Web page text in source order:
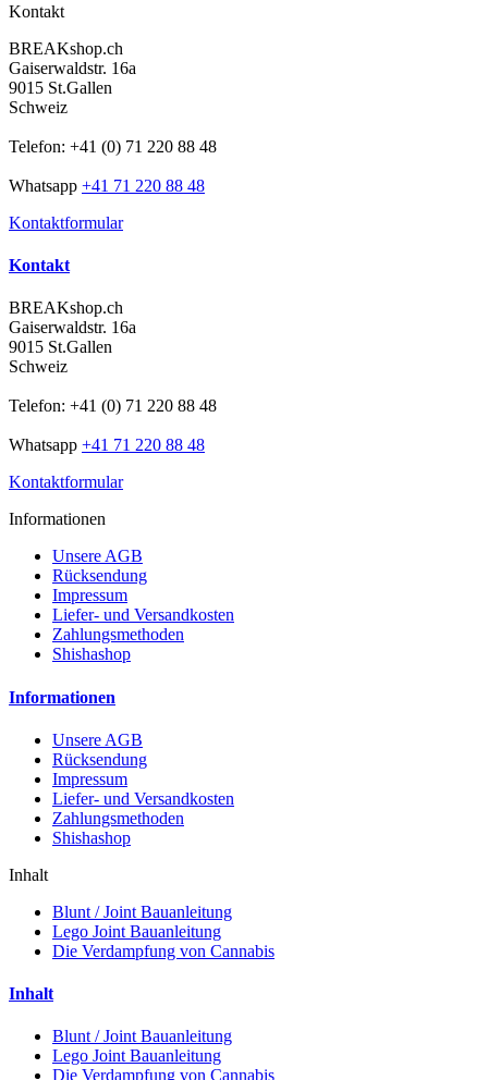
Kontakt
BREAKshop.ch
Gaiserwaldstr. 16a
9015 St.Gallen
Schweiz
Telefon: +41 (0) 71 220 88 48
Whatsapp +41 71 220 88 48
Kontaktformular
Kontakt
BREAKshop.ch
Gaiserwaldstr. 16a
9015 St.Gallen
Schweiz
Telefon: +41 (0) 71 220 88 48
Whatsapp +41 71 220 88 48
Kontaktformular
Informationen
Unsere AGB
Rücksendung
Impressum
Liefer- und Versandkosten
Zahlungsmethoden
Shishashop
Informationen
Unsere AGB
Rücksendung
Impressum
Liefer- und Versandkosten
Zahlungsmethoden
Shishashop
Inhalt
Blunt / Joint Bauanleitung
Lego Joint Bauanleitung
Die Verdampfung von Cannabis
Inhalt
Blunt / Joint Bauanleitung
Lego Joint Bauanleitung
Die Verdampfung von Cannabis